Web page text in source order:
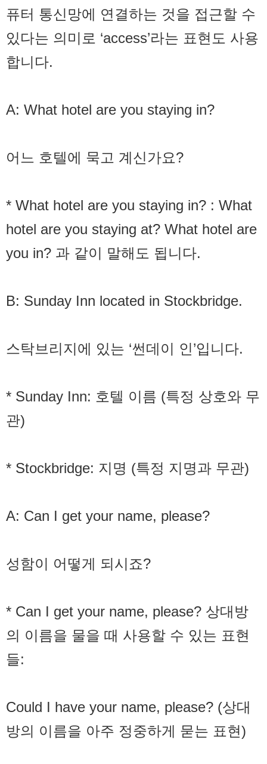
퓨터 통신망에 연결하는 것을 접근할 수
있다는 의미로 ‘access’라는 표현도 사용
합니다.
A: What hotel are you staying in?
어느 호텔에 묵고 계신가요?
* What hotel are you staying in? : What
hotel are you staying at? What hotel are
you in? 과 같이 말해도 됩니다.
B: Sunday Inn located in Stockbridge.
스탁브리지에 있는 ‘썬데이 인’입니다.
* Sunday Inn: 호텔 이름 (특정 상호와 무
관)
* Stockbridge: 지명 (특정 지명과 무관)
A: Can I get your name, please?
성함이 어떻게 되시죠?
* Can I get your name, please? 상대방
의 이름을 물을 때 사용할 수 있는 표현
들:
Could I have your name, please? (상대
방의 이름을 아주 정중하게 묻는 표현)